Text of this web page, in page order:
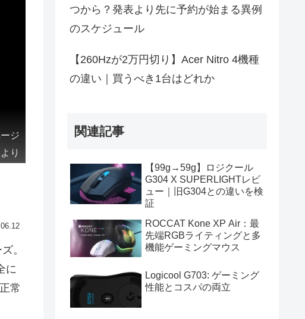
ジ
り
。
に
常
つから？発表より先に予約が始まる異例
のスケジュール
【260Hzが2万円切り】Acer Nitro 4機種
の違い｜買うべき1台はどれか
関連記事
【99g→59g】ロジクール
G304 X SUPERLIGHTレビ
ュー｜旧G304との違いを検
証
ROCCAT Kone XP Air：最
先端RGBライティングと多
機能ゲーミングマウス
Logicool G703: ゲーミング
性能とコスパの両立